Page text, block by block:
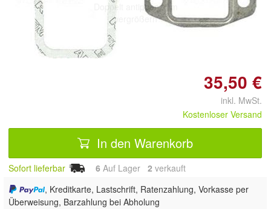
Doppelt antippen zum
vergrößern
35,50 €
inkl. MwSt.
Kostenloser Versand
In den Warenkorb
Sofort lieferbar 6 Auf Lager 2 verkauft
, Kreditkarte, Lastschrift, Ratenzahlung, Vorkasse per
Überweisung, Barzahlung bei Abholung